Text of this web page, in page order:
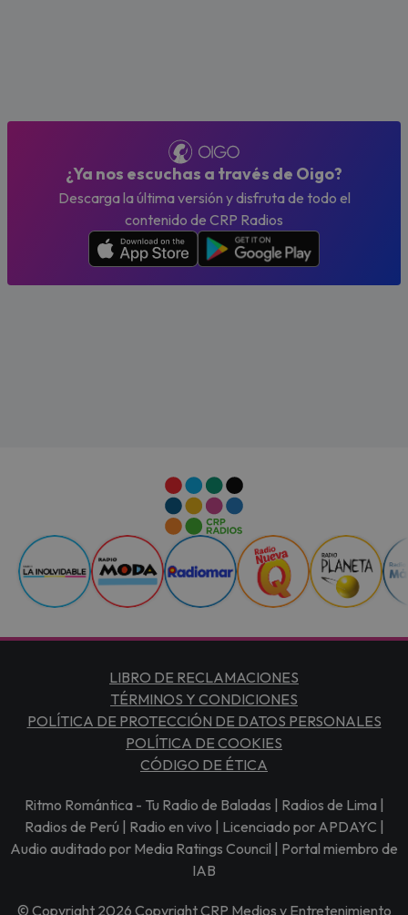
¿Ya nos escuchas a través de Oigo?
Descarga la última versión y disfruta de todo el
contenido de CRP Radios
LIBRO DE RECLAMACIONES
TÉRMINOS Y CONDICIONES
POLÍTICA DE PROTECCIÓN DE DATOS PERSONALES
POLÍTICA DE COOKIES
CÓDIGO DE ÉTICA
Ritmo Romántica - Tu Radio de Baladas | Radios de Lima |
Radios de Perú | Radio en vivo | Licenciado por APDAYC |
Audio auditado por Media Ratings Council | Portal miembro de
IAB
© Copyright 2026 Copyright CRP Medios y Entretenimiento